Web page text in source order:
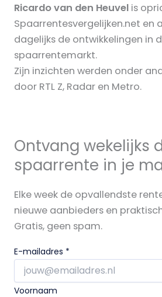
Ricardo van den Heuvel is
Spaarrentesvergelijken.net en
dagelijks de ontwikkelingen in
spaarrentemarkt.
Zijn inzichten werden onder
door RTL Z, Radar en Metro.
Ontvang wekelijks
spaarrente in je
Elke week de opvallendste
nieuwe aanbieders en
Gratis, geen spam.
E-mailadres *
Voornaam